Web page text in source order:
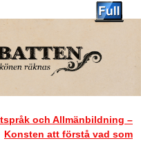
och Allmänbildning –
Konsten att förstå vad som